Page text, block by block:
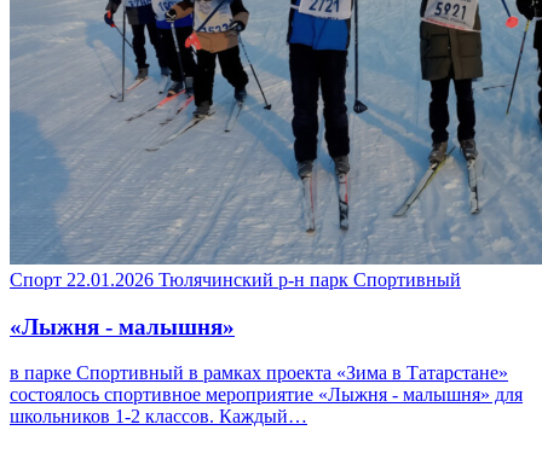
Спорт 22.01.2026 Тюлячинский р-н парк Спортивный
«Лыжня - малышня»
в парке Спортивный в рамках проекта «Зима в Татарстане»
состоялось спортивное мероприятие «Лыжня - малышня» для
школьников 1-2 классов. Каждый…